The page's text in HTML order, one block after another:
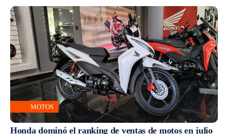
MOTOS
Honda dominó el ranking de ventas de motos en julio